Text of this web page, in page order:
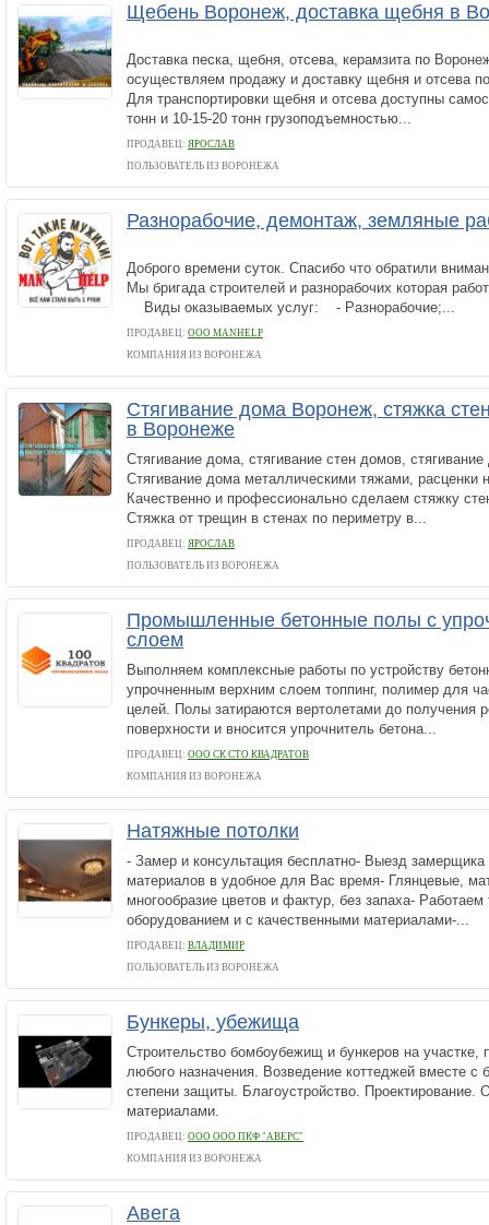
Щебень Воронеж, доставка щебня в
Доставка песка, щебня, отсева, керамзита по
осуществляем продажу и доставку щебня и отсева
Для транспортировки щебня и отсева доступны
тонн и 10-15-20 тонн грузоподъемностью...
ПРОДАВЕЦ: ЯРОСЛАВ
ПОЛЬЗОВАТЕЛЬ ИЗ ВОРОНЕЖА
Разнорабочие, демонтаж, земляные
Доброго времени суток. Спасибо что обратили
Мы бригада строителей и разнорабочих которая
Виды оказываемых услуг: - Разнорабочие;...
ПРОДАВЕЦ: ООО MANHELP
КОМПАНИЯ ИЗ ВОРОНЕЖА
Стягивание дома Воронеж, стяжка
в Воронеже
Стягивание дома, стягивание стен домов,
Стягивание дома металлическими тяжами, расценки
Качественно и профессионально сделаем стяжку
Стяжка от трещин в стенах по периметру в...
ПРОДАВЕЦ: ЯРОСЛАВ
ПОЛЬЗОВАТЕЛЬ ИЗ ВОРОНЕЖА
Промышленные бетонные полы с
слоем
Выполняем комплексные работы по устройству
упрочненным верхним слоем топпинг, полимер для
целей. Полы затираются вертолетами до получения
поверхности и вносится упрочнитель бетона...
ПРОДАВЕЦ: ООО СК СТО КВАДРАТОВ
КОМПАНИЯ ИЗ ВОРОНЕЖА
Натяжные потолки
- Замер и консультация бесплатно- Выезд замерщика
материалов в удобное для Вас время- Глянцевые,
многообразие цветов и фактур, без запаха-
оборудованием и с качественными материалами-...
ПРОДАВЕЦ: ВЛАДИМИР
ПОЛЬЗОВАТЕЛЬ ИЗ ВОРОНЕЖА
Бункеры, убежища
Строительство бомбоубежищ и бункеров на
любого назначения. Возведение коттеджей вместе с
степени защиты. Благоустройство. Проектирование.
материалами.
ПРОДАВЕЦ: ООО ООО ПКФ "АВЕРС"
КОМПАНИЯ ИЗ ВОРОНЕЖА
Авега